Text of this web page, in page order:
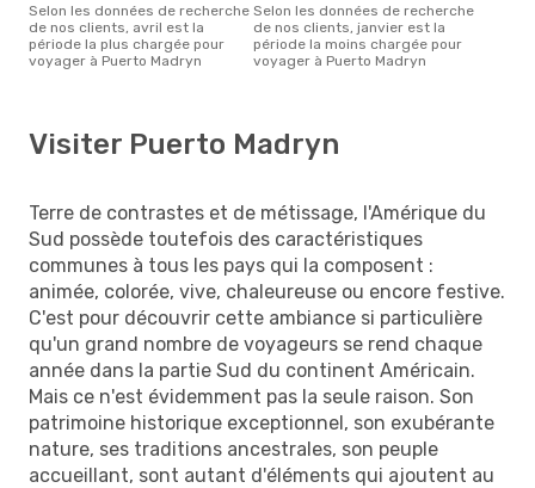
Selon les données de recherche
de nos clients, avril est la
période la plus chargée pour
voyager à Puerto Madryn
Selon les données de recherche
de nos clients, janvier est la
période la moins chargée pour
voyager à Puerto Madryn
Visiter Puerto Madryn
Terre de contrastes et de métissage, l'Amérique du
Sud possède toutefois des caractéristiques
communes à tous les pays qui la composent :
animée, colorée, vive, chaleureuse ou encore festive.
C'est pour découvrir cette ambiance si particulière
qu'un grand nombre de voyageurs se rend chaque
année dans la partie Sud du continent Américain.
Mais ce n'est évidemment pas la seule raison. Son
patrimoine historique exceptionnel, son exubérante
nature, ses traditions ancestrales, son peuple
accueillant, sont autant d'éléments qui ajoutent au